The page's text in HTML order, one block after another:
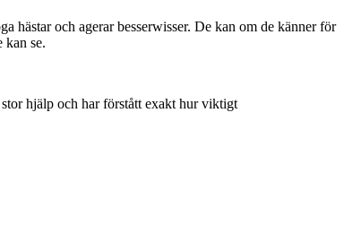
hästar och agerar besserwisser. De kan om de känner för
kan se.
hjälp och har förstått exakt hur viktigt